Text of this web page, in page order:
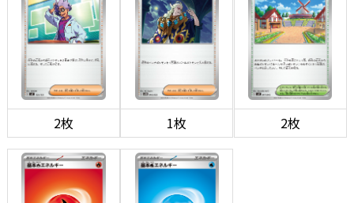
2枚 1枚 2枚